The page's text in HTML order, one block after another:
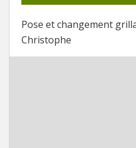
Pose et changement
Christophe